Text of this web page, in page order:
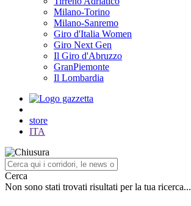
Milano-Torino
Milano-Sanremo
Giro d'Italia Women
Giro Next Gen
Il Giro d'Abruzzo
GranPiemonte
Il Lombardia
store
ITA
Cerca
Non sono stati trovati risultati per la tua ricerca...